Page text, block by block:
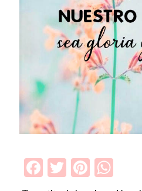
Facebook
Twitter